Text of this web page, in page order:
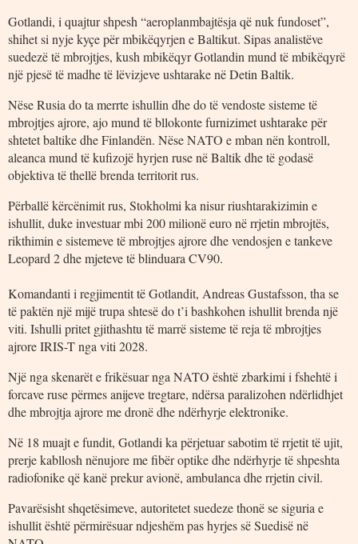
Gotlandi, i quajtur shpesh “aeroplanmbajtësja që nuk fundoset”,
shihet si nyje kyçe për mbikëqyrjen e Baltikut. Sipas analistëve
suedezë të mbrojtjes, kush mbikëqyr Gotlandin mund të mbikëqyrë
një pjesë të madhe të lëvizjeve ushtarake në Detin Baltik.
Nëse Rusia do ta merrte ishullin dhe do të vendoste sisteme të
mbrojtjes ajrore, ajo mund të bllokonte furnizimet ushtarake për
shtetet baltike dhe Finlandën. Nëse NATO e mban nën kontroll,
aleanca mund të kufizojë hyrjen ruse në Baltik dhe të godasë
objektiva të thellë brenda territorit rus.
Përballë kërcënimit rus, Stokholmi ka nisur riushtarakizimin e
ishullit, duke investuar mbi 200 milionë euro në rrjetin mbrojtës,
rikthimin e sistemeve të mbrojtjes ajrore dhe vendosjen e tankeve
Leopard 2 dhe mjeteve të blinduara CV90.
Komandanti i regjimentit të Gotlandit, Andreas Gustafsson, tha se
të paktën një mijë trupa shtesë do t’i bashkohen ishullit brenda një
viti. Ishulli pritet gjithashtu të marrë sisteme të reja të mbrojtjes
ajrore IRIS-T nga viti 2028.
Një nga skenarët e frikësuar nga NATO është zbarkimi i fshehtë i
forcave ruse përmes anijeve tregtare, ndërsa paralizohen ndërlidhjet
dhe mbrojtja ajrore me dronë dhe ndërhyrje elektronike.
Në 18 muajt e fundit, Gotlandi ka përjetuar sabotim të rrjetit të ujit,
prerje kabllosh nënujore me fibër optike dhe ndërhyrje të shpeshta
radiofonike që kanë prekur avionë, ambulanca dhe rrjetin civil.
Pavarësisht shqetësimeve, autoritetet suedeze thonë se siguria e
ishullit është përmirësuar ndjeshëm pas hyrjes së Suedisë në